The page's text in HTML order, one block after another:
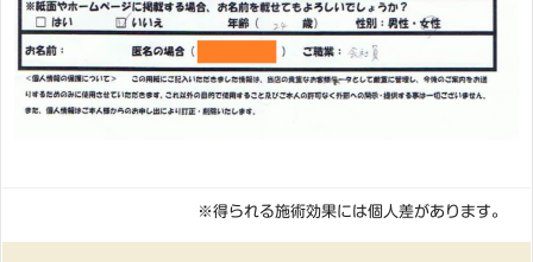
※得られる施術効果には個人差があります。